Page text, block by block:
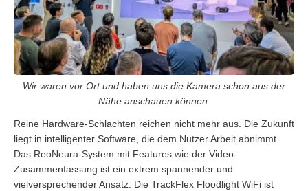
Wir waren vor Ort und haben uns die Kamera schon aus der
Nähe anschauen können.
Reine Hardware-Schlachten reichen nicht mehr aus. Die Zukunft
liegt in intelligenter Software, die dem Nutzer Arbeit abnimmt.
Das ReoNeura-System mit Features wie der Video-
Zusammenfassung ist ein extrem spannender und
vielversprechender Ansatz. Die TrackFlex Floodlight WiFi ist